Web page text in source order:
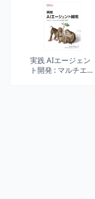
査・分析―
実践 AIエージェン
ト開発 : マルチエー